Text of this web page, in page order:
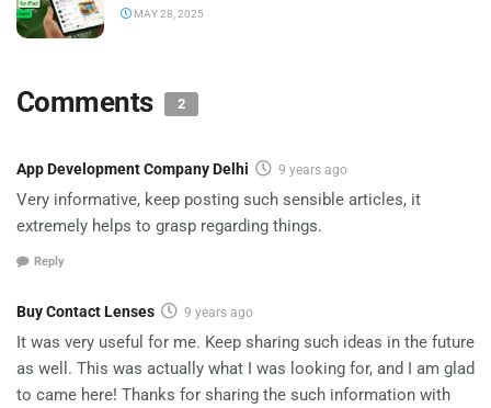
MAY 28, 2025
Comments 2
App Development Company Delhi 9 years ago
Very informative, keep posting such sensible articles, it
extremely helps to grasp regarding things.
Reply
Buy Contact Lenses 9 years ago
It was very useful for me. Keep sharing such ideas in the future
as well. This was actually what I was looking for, and I am glad
to came here! Thanks for sharing the such information with